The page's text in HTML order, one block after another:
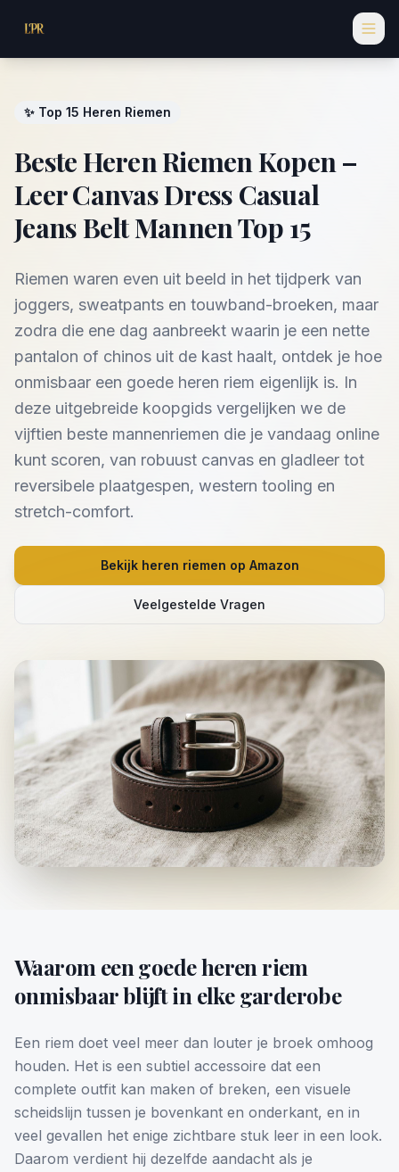
✨ Top 15 Heren Riemen
Beste Heren Riemen Kopen –
Leer Canvas Dress Casual
Jeans Belt Mannen Top 15
Riemen waren even uit beeld in het tijdperk van
joggers, sweatpants en touwband-broeken, maar
zodra die ene dag aanbreekt waarin je een nette
pantalon of chinos uit de kast haalt, ontdek je hoe
onmisbaar een goede heren riem eigenlijk is. In
deze uitgebreide koopgids vergelijken we de
vijftien beste mannenriemen die je vandaag online
kunt scoren, van robuust canvas en gladleer tot
reversibele plaatgespen, western tooling en
stretch-comfort.
Bekijk heren riemen op Amazon
Veelgestelde Vragen
Waarom een goede heren riem
onmisbaar blijft in elke garderobe
Een riem doet veel meer dan louter je broek omhoog
houden. Het is een subtiel accessoire dat een
complete outfit kan maken of breken, een visuele
scheidslijn tussen je bovenkant en onderkant, en in
veel gevallen het enige zichtbare stuk leer in een look.
Daarom verdient hij dezelfde aandacht als je